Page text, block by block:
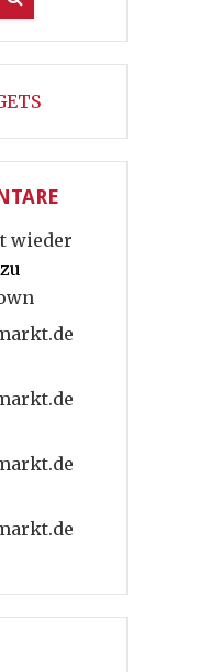
wieder
zu